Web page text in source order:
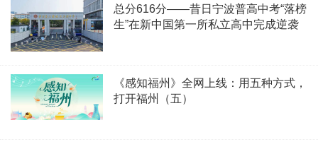
总分616分——昔日宁波普高中考“落榜
生”在新中国第一所私立高中完成逆袭
《感知福州》全网上线：用五种方式，
打开福州（五）